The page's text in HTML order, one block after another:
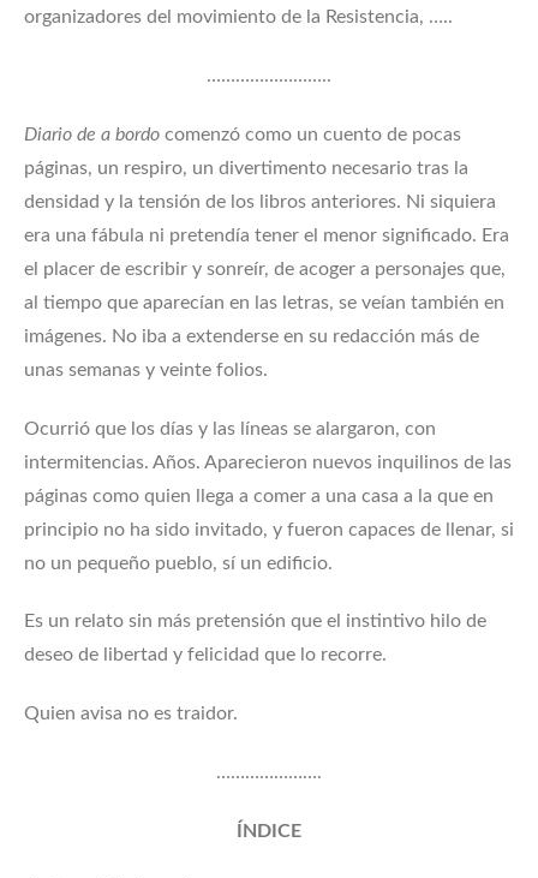
organizadores del movimiento de la Resistencia, …..
……………………..
Diario de a bordo comenzó como un cuento de pocas
páginas, un respiro, un divertimento necesario tras la
densidad y la tensión de los libros anteriores. Ni siquiera
era una fábula ni pretendía tener el menor significado. Era
el placer de escribir y sonreír, de acoger a personajes que,
al tiempo que aparecían en las letras, se veían también en
imágenes. No iba a extenderse en su redacción más de
unas semanas y veinte folios.
Ocurrió que los días y las líneas se alargaron, con
intermitencias. Años. Aparecieron nuevos inquilinos de las
páginas como quien llega a comer a una casa a la que en
principio no ha sido invitado, y fueron capaces de llenar, si
no un pequeño pueblo, sí un edificio.
Es un relato sin más pretensión que el instintivo hilo de
deseo de libertad y felicidad que lo recorre.
Quien avisa no es traidor.
………………….
ÍNDICE